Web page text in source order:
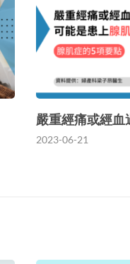
嚴重經痛或經血
2023-06-21